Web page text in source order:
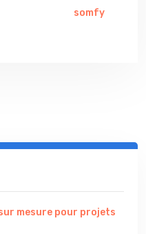
somfy
mesure pour projets